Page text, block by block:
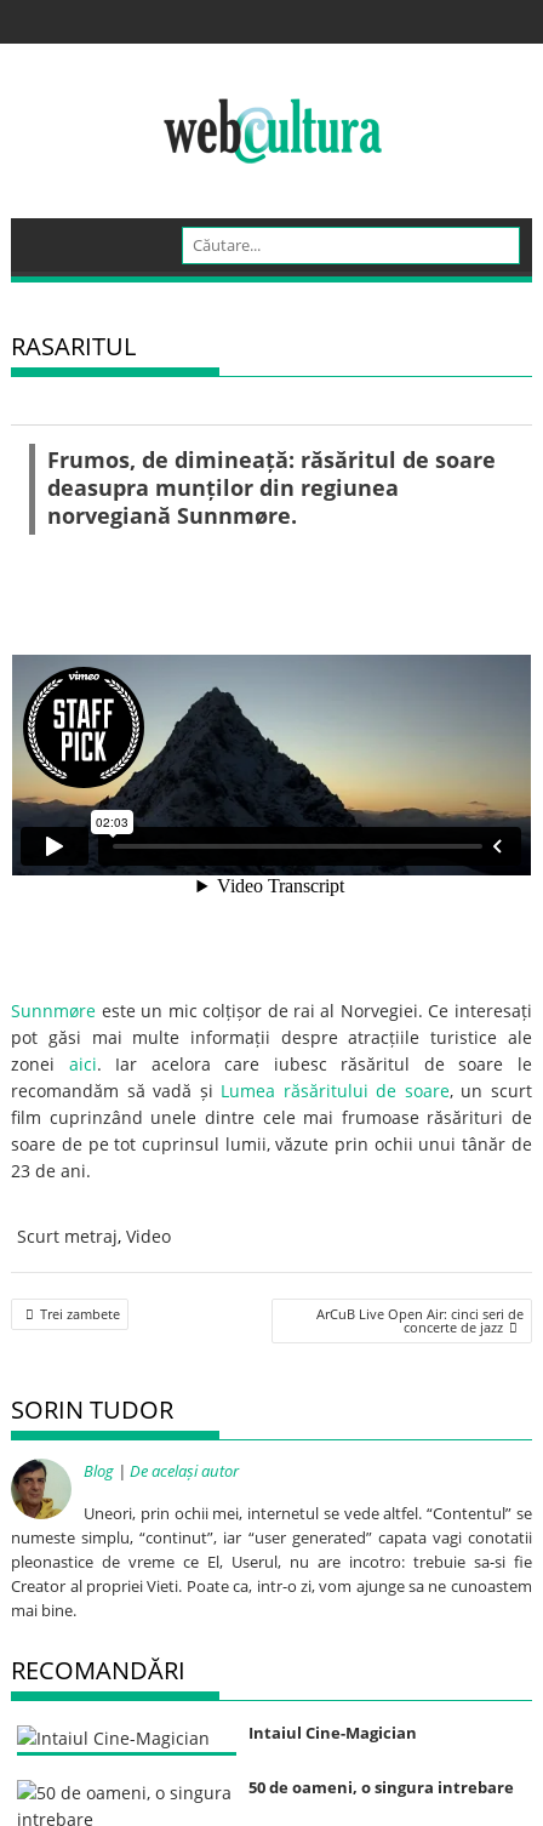
to
RASARITUL
Frumos, de dimineață: răsăritul de soare
deasupra munților din regiunea
norvegiană Sunnmøre.
Sunnmøre este un mic colțișor de rai al Norvegiei. Ce interesați
pot găsi mai multe informații despre atracțiile turistice ale
zonei aici. Iar acelora care iubesc răsăritul de soare le
recomandăm să vadă și Lumea răsăritului de soare, un scurt
film cuprinzând unele dintre cele mai frumoase răsărituri de
soare de pe tot cuprinsul lumii, văzute prin ochii unui tânăr de
23 de ani.
Scurt metraj,Video
Post
navigation
Trei zambete ArCuB Live Open Air: cinci seri de
concerte de jazz
SORIN TUDOR
Blog |De același autor
Uneori, prin ochii mei, internetul se vede altfel. “Contentul” se
numeste simplu, “continut”, iar “user generated” capata vagi conotatii
pleonastice de vreme ce El, Userul, nu are incotro: trebuie sa-si fie
Creator al propriei Vieti. Poate ca, intr-o zi, vom ajunge sa ne cunoastem
mai bine.
RECOMANDĂRI
Intaiul Cine-Magician
50 de oameni, o singura intrebare